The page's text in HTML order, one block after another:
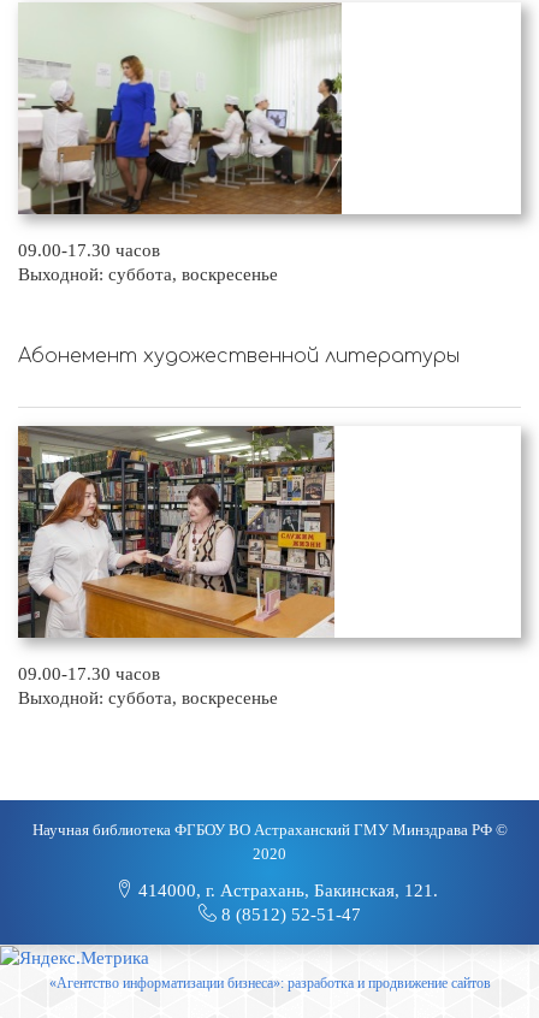
09.00-17.30 часов
Выходной: суббота, воскресенье
Абонемент художественной литературы
09.00-17.30 часов
Выходной: суббота, воскресенье
Научная библиотека ФГБОУ ВО Астраханский ГМУ Минздрава РФ ©
2020
414000, г. Астрахань, Бакинская, 121.
8 (8512) 52-51-47
«Агентство информатизации бизнеса»: разработка и продвижение сайтов